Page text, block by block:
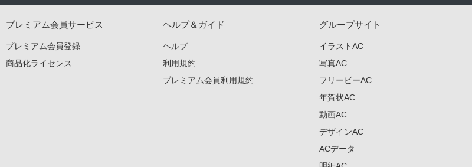
プレミアム会員サービス
プレミアム会員登録
商品化ライセンス
ヘルプ＆ガイド
ヘルプ
利用規約
プレミアム会員利用規約
グループサイト
イラストAC
写真AC
フリービーAC
年賀状AC
動画AC
デザインAC
ACデータ